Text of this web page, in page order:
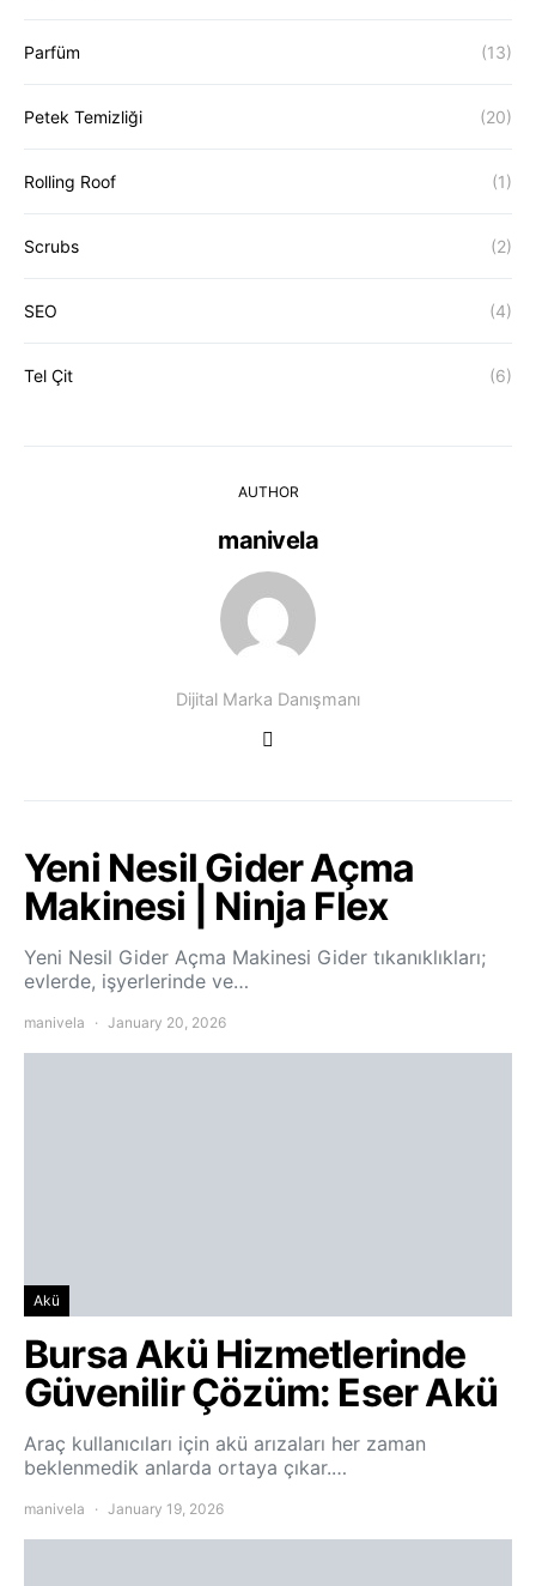
Parfüm (13)
Petek Temizliği (20)
Rolling Roof (1)
Scrubs (2)
SEO (4)
Tel Çit (6)
AUTHOR
manivela
Dijital Marka Danışmanı
Yeni Nesil Gider Açma
Makinesi | Ninja Flex
Yeni Nesil Gider Açma Makinesi Gider tıkanıklıkları;
evlerde, işyerlerinde ve…
manivela January 20, 2026
Akü
Bursa Akü Hizmetlerinde
Güvenilir Çözüm: Eser Akü
Araç kullanıcıları için akü arızaları her zaman
beklenmedik anlarda ortaya çıkar.…
manivela January 19, 2026